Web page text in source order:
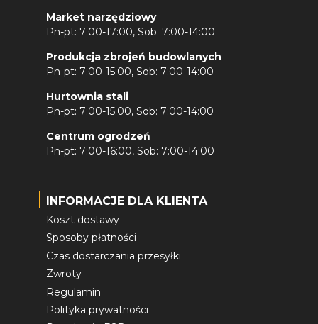
Market narzędziowy
Pn-pt: 7:00-17:00, Sob: 7:00-14:00
Produkcja zbrojeń budowlanych
Pn-pt: 7:00-15:00, Sob: 7:00-14:00
Hurtownia stali
Pn-pt: 7:00-15:00, Sob: 7:00-14:00
Centrum ogrodzeń
Pn-pt: 7:00-16:00, Sob: 7:00-14:00
INFORMACJE DLA KLIENTA
Koszt dostawy
Sposoby płatności
Czas dostarczania przesyłki
Zwroty
Regulamin
Polityka prywatności